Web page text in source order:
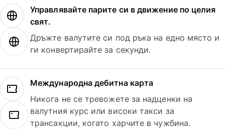
Управлявайте парите си в движение по целия
свят.
Дръжте валутите си под ръка на едно място и
ги конвертирайте за секунди.
Международна дебитна карта
Никога не се тревожете за надценки на
валутния курс или високи такси за
трансакции, когато харчите в чужбина.